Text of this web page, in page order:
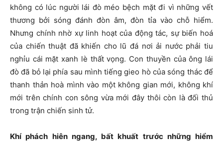
không có lúc người lái đò méo bệch mặt đi vì những vết
thương bởi sóng đánh đòn âm, đòn tỉa vào chỗ hiểm.
Nhưng chính nhờ xự linh hoạt của động tác, sự biến hoá
của chiến thuật đã khiến cho lũ đá nơi ải nước phải tiu
nghỉu cái mặt xanh lè thất vọng. Con thuyền của ông lái
đò đã bỏ lại phía sau mình tiếng gieo hò của sóng thác để
thanh thản hoà mình vào một không gian mới, không khí
mới trên chính con sông vừa mới đây thôi còn là đối thủ
trong trận chiến sinh tử.
Khí phách hiên ngang, bất khuất trước những hiểm